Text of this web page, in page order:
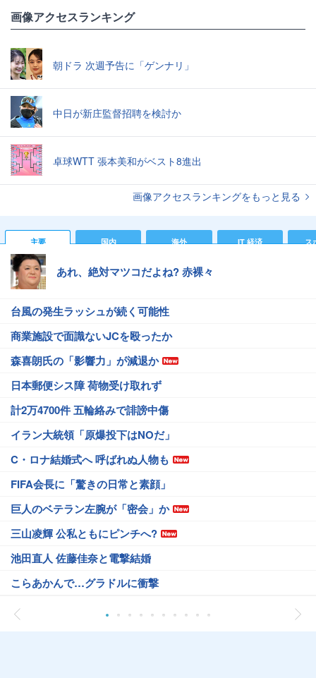
画像アクセスランキング
朝ドラ 次週予告に「ゲンナリ」
中日が新庄監督招聘を検討か
卓球WTT 張本美和がベスト8進出
画像アクセスランキングをもっと見る
主要 国内 海外 IT 経済 ス
あれ、絶対マツコだよね? 赤裸々
台風の発生ラッシュが続く可能性
商業施設で面識ないJCを殴ったか
森喜朗氏の「影響力」が減退か
日本郵便シス障 荷物受け取れず
計2万4700件 五輪絡みで誹謗中傷
イラン大統領「原爆投下はNOだ」
C・ロナ結婚式へ 呼ばれぬ人物も
FIFA会長に「驚きの日常と素顔」
巨人のベテラン左腕が「密会」か
三山凌輝 公私ともにピンチへ?
池田直人 佐藤佳奈と電撃結婚
こらあかんで…グラドルに衝撃